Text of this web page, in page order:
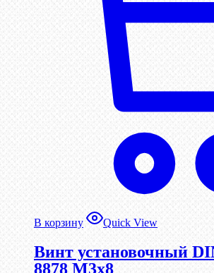
В корзину Quick View
Винт установочный
8878 M3x8